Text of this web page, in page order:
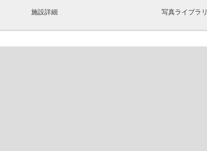
施設詳細 写真ライブラリ